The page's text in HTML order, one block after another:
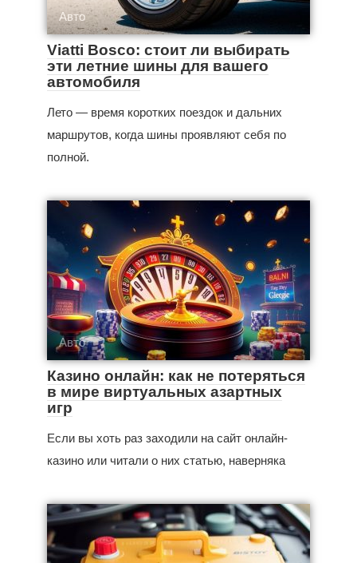
Авто
Viatti Bosco: стоит ли выбирать
эти летние шины для вашего
автомобиля
Лето — время коротких поездок и дальних
маршрутов, когда шины проявляют себя по
полной.
Авто
Казино онлайн: как не потеряться
в мире виртуальных азартных
игр
Если вы хоть раз заходили на сайт онлайн-
казино или читали о них статью, наверняка